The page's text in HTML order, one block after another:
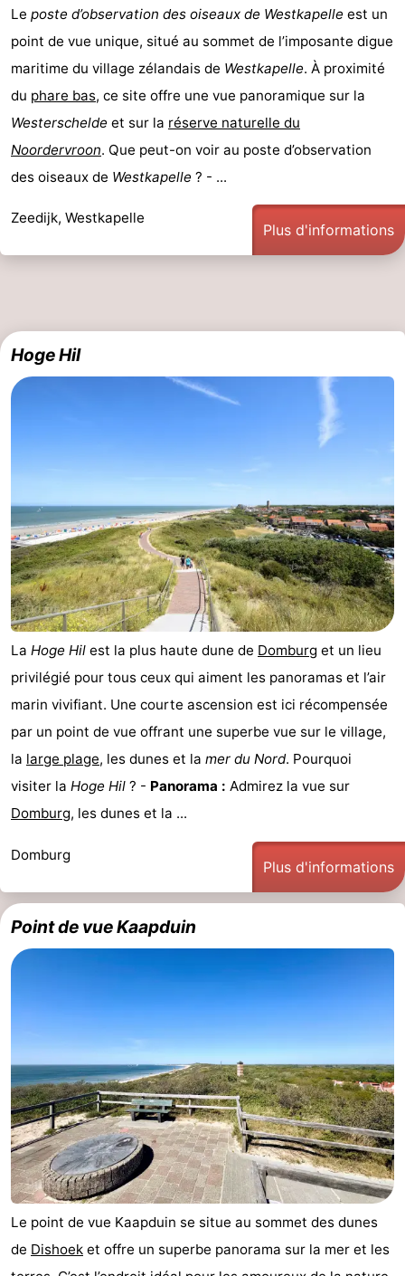
jeux
de
être
Villages
villes
Visites
guidées
Sports
du
vélo
Randonnée
-
Équitation
de
l'anneau
Boire
et
manger
Événements
Pratiques
Forum
Route
-
Ferry
Stationnement
Adresses
Médicales
Région
Zeeland
Brouwershaven
-
Bruinisse
-
Zierikzee
-
Nature
Oosterschelde
-
Burgh
Haamstede
-
Walcheren
Le poste d’observation des oiseaux de Westkapelle est un
point de vue unique, situé au sommet de l’imposante digue
maritime du village zélandais de Westkapelle. À proximité
du phare bas, ce site offre une vue panoramique sur la
Westerschelde et sur la réserve naturelle du
Noordervroon. Que peut-on voir au poste d’observation
des oiseaux de Westkapelle ? - ...
Zeedijk, Westkapelle
Plus d'informations
Hoge Hil
La Hoge Hil est la plus haute dune de Domburg et un lieu
privilégié pour tous ceux qui aiment les panoramas et l’air
marin vivifiant. Une courte ascension est ici récompensée
par un point de vue offrant une superbe vue sur le village,
la large plage, les dunes et la mer du Nord. Pourquoi
visiter la Hoge Hil ? - Panorama : Admirez la vue sur
Domburg, les dunes et la ...
Domburg
Plus d'informations
Point de vue Kaapduin
Le point de vue Kaapduin se situe au sommet des dunes
de Dishoek et offre un superbe panorama sur la mer et les